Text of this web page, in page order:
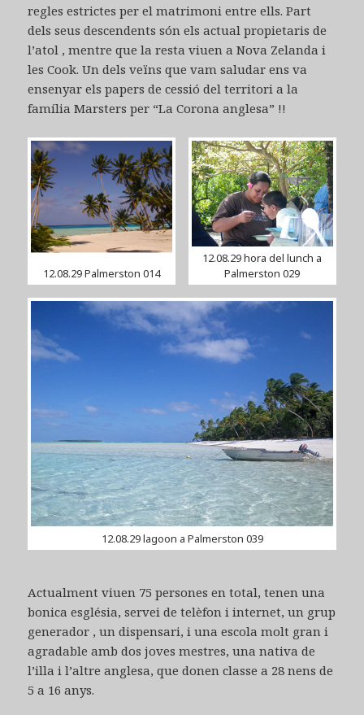
regles estrictes per el matrimoni entre ells. Part
dels seus descendents són els actual propietaris de
l’atol , mentre que la resta viuen a Nova Zelanda i
les Cook. Un dels veïns que vam saludar ens va
ensenyar els papers de cessió del territori a la
família Marsters per “La Corona anglesa” !!
12.08.29 Palmerston 014
12.08.29 hora del lunch a
Palmerston 029
12.08.29 lagoon a Palmerston 039
Actualment viuen 75 persones en total, tenen una
bonica església, servei de telèfon i internet, un grup
generador , un dispensari, i una escola molt gran i
agradable amb dos joves mestres, una nativa de
l’illa i l’altre anglesa, que donen classe a 28 nens de
5 a 16 anys.